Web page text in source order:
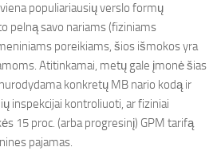
populiariausių verslo formų
pelną savo nariams (fiziniams
poreikiams, šios išmokos yra
Atitinkamai, metų gale įmonė šias
konkretų MB nario kodą ir
inspekcijai kontroliuoti, ar fiziniai
15 proc. (arba progresinį) GPM tarifą
pajamas.